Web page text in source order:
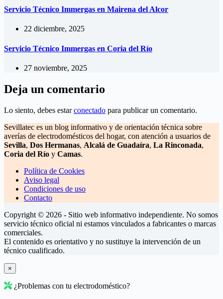
Servicio Técnico Immergas en Mairena del Alcor
22 diciembre, 2025
Servicio Técnico Immergas en Coria del Río
27 noviembre, 2025
Deja un comentario
Lo siento, debes estarconectado para publicar un comentario.
Sevillatec es un blog informativo y de orientación técnica sobre
averías de electrodomésticos del hogar, con atención a usuarios de
Sevilla, Dos Hermanas, Alcalá de Guadaíra, La Rinconada,
Coria del Río y Camas.
Política de Cookies
Aviso legal
Condiciones de uso
Contacto
Copyright © 2026 - Sitio web informativo independiente. No somos
servicio técnico oficial ni estamos vinculados a fabricantes o marcas
comerciales.
El contenido es orientativo y no sustituye la intervención de un
técnico cualificado.
×
¿Problemas con tu electrodoméstico?